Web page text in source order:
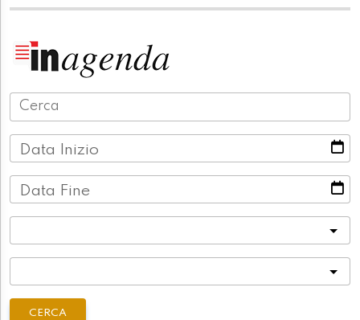
Data Inizio
Data Fine
CERCA